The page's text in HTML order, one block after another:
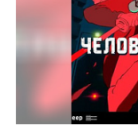
Космос